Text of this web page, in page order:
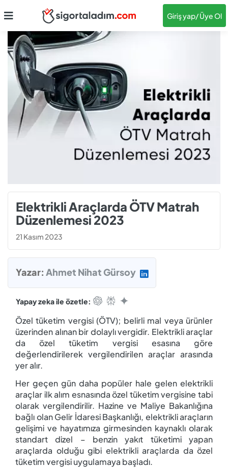
Giriş yap/ Üye Ol
Elektrikli Araçlarda ÖTV Matrah
Düzenlemesi 2023
21 Kasım 2023
Yazar: Ahmet Nihat Gürsoy
Yapay zeka ile özetle:
Özel tüketim vergisi (ÖTV); belirli mal veya ürünler
üzerinden alınan bir dolaylı vergidir. Elektrikli araçlar
da özel tüketim vergisi esasına göre
değerlendirilerek vergilendirilen araçlar arasında
yer alır.
Her geçen gün daha popüler hale gelen elektrikli
araçlar ilk alım esnasında özel tüketim vergisine tabi
olarak vergilendirilir. Hazine ve Maliye Bakanlığına
bağlı olan Gelir İdaresi Başkanlığı, elektrikli araçların
gelişimi ve hayatımıza girmesinden kaynaklı olarak
standart dizel – benzin yakıt tüketimi yapan
araçlarda olduğu gibi elektrikli araçlarda da özel
tüketim vergisi uygulamaya başladı.